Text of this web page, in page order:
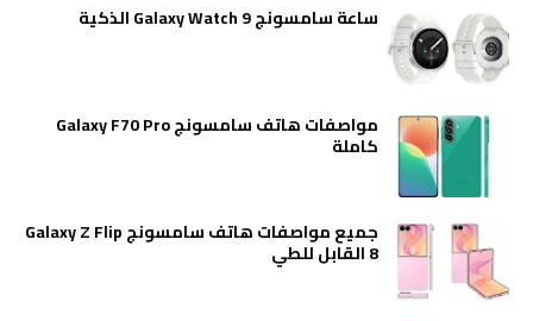
ساعة سامسونج Galaxy Watch 9 الذكية
مواصفات هاتف سامسونج Galaxy F70 Pro
كاملة
جميع مواصفات هاتف سامسونج Galaxy Z Flip
8 القابل للطي